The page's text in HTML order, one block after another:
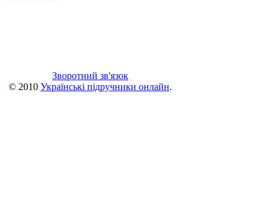
Зворотний зв'язок
© 2010 Українські підручники онлайн.